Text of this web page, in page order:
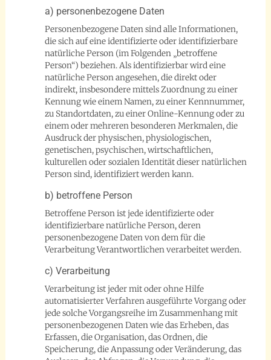
a) personenbezogene Daten
Personenbezogene Daten sind alle Informationen,
die sich auf eine identifizierte oder identifizierbare
natürliche Person (im Folgenden „betroffene
Person“) beziehen. Als identifizierbar wird eine
natürliche Person angesehen, die direkt oder
indirekt, insbesondere mittels Zuordnung zu einer
Kennung wie einem Namen, zu einer Kennnummer,
zu Standortdaten, zu einer Online-Kennung oder zu
einem oder mehreren besonderen Merkmalen, die
Ausdruck der physischen, physiologischen,
genetischen, psychischen, wirtschaftlichen,
kulturellen oder sozialen Identität dieser natürlichen
Person sind, identifiziert werden kann.
b) betroffene Person
Betroffene Person ist jede identifizierte oder
identifizierbare natürliche Person, deren
personenbezogene Daten von dem für die
Verarbeitung Verantwortlichen verarbeitet werden.
c) Verarbeitung
Verarbeitung ist jeder mit oder ohne Hilfe
automatisierter Verfahren ausgeführte Vorgang oder
jede solche Vorgangsreihe im Zusammenhang mit
personenbezogenen Daten wie das Erheben, das
Erfassen, die Organisation, das Ordnen, die
Speicherung, die Anpassung oder Veränderung, das